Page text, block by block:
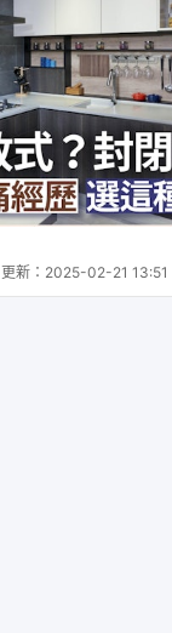
更新： 2025-02-21 13:51